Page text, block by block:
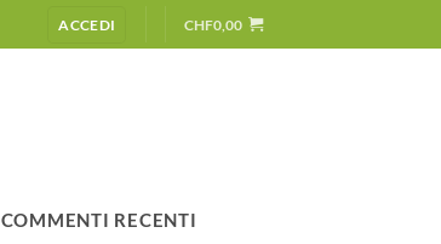
ACCEDI CHF0,00
COMMENTI RECENTI